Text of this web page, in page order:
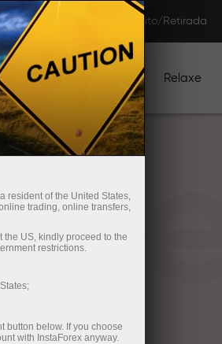
Depósito/Retirada
Campanhas Relaxe
resident of the United States,
trading, online transfers,
the US, kindly proceed to the
restrictions.
button below. If you choose
with InstaForex anyway.